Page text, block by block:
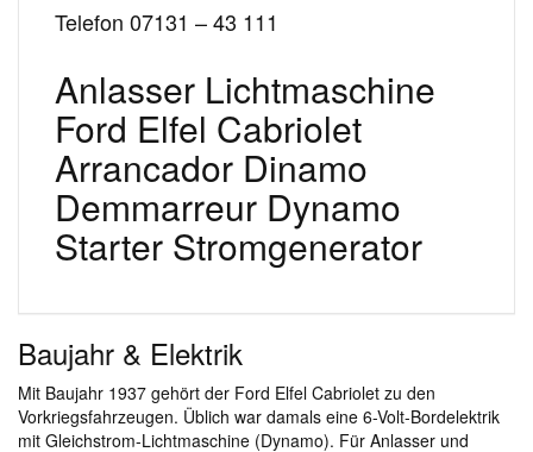
Telefon 07131 – 43 111
Anlasser Lichtmaschine
Ford Elfel Cabriolet
Arrancador Dinamo
Demmarreur Dynamo
Starter Stromgenerator
Baujahr & Elektrik
Mit Baujahr 1937 gehört der Ford Elfel Cabriolet zu den
Vorkriegsfahrzeugen. Üblich war damals eine 6-Volt-Bordelektrik
mit Gleichstrom-Lichtmaschine (Dynamo). Für Anlasser und